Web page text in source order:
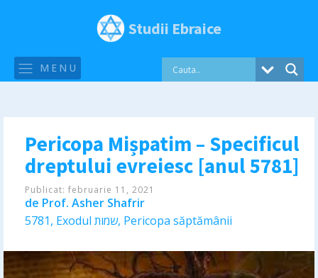
Studii Ebraice
MENU
Pericopa Mișpatim – Specificul
dreptului evreiesc [anul 5781]
Publicat: februarie 11, 2021
de Prof. Asher Shafrir
5781, Exodul שמות, Pericopa săptămânii